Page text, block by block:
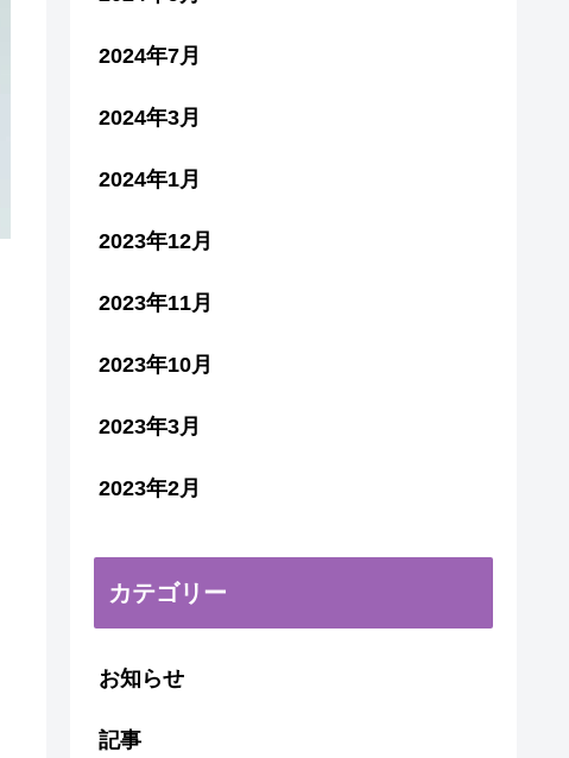
2024年7月
2024年3月
2024年1月
2023年12月
2023年11月
2023年10月
2023年3月
2023年2月
カテゴリー
お知らせ
記事